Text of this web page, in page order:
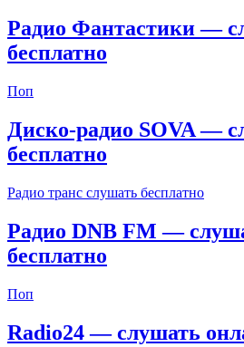
Радио Фантастики —
бесплатно
Поп
Диско-радио SOVA —
бесплатно
Радио транс слушать бесплатно
Радио DNB FM —
бесплатно
Поп
Radio24 — слушать